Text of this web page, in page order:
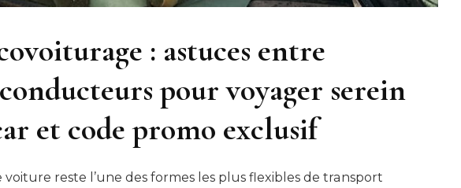
: astuces entre
pour voyager serein
et code promo exclusif
reste l’une des formes les plus flexibles de transport